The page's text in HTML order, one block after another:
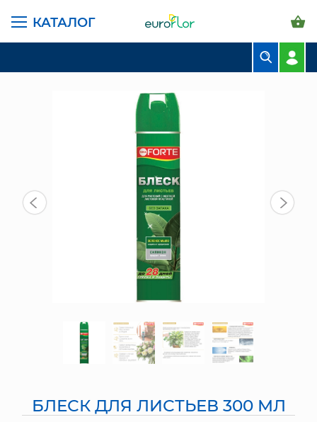
КАТАЛОГ
КОМПОЗИЦИИ
СВАДЕБНАЯ ФЛОРИСТИКА
КОМНАТНЫЕ РАСТЕНИЯ
ГОРШКИ И КАШПО
ГРУНТЫ И УДОБРЕНИЯ
ПРЕДМЕТЫ ИНТЕРЬЕРА
МЯГКИЕ ИГРУШКИ
ЯЩИКИ
ГЛАВНАЯ СТРАНИЦА КАТАЛОГ
ГРУНТЫ И УДОБРЕНИЯ
БЛЕСК ДЛЯ ЛИСТЬЕВ 300 МЛ